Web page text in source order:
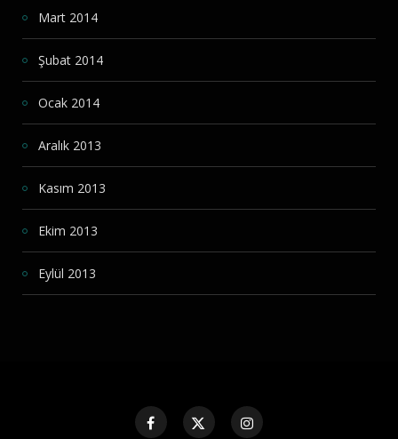
Mart 2014
Şubat 2014
Ocak 2014
Aralık 2013
Kasım 2013
Ekim 2013
Eylül 2013